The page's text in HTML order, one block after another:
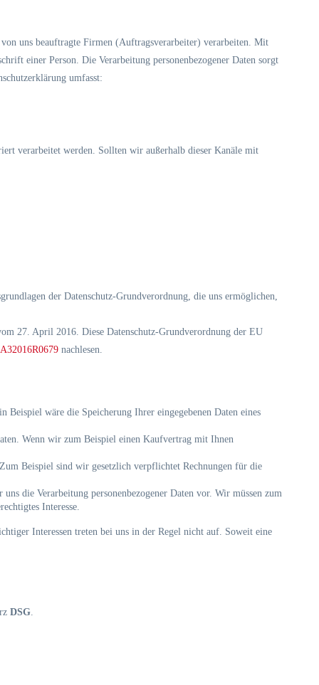
uns beauftragte Firmen (Auftragsverarbeiter) verarbeiten. Mit
einer Person. Die Verarbeitung personenbezogener Daten sorgt
umfasst:
verarbeitet werden. Sollten wir außerhalb dieser Kanäle mit
der Datenschutz-Grundverordnung, die uns ermöglichen,
27. April 2016. Diese Datenschutz-Grundverordnung der EU
nachlesen.
wäre die Speicherung Ihrer eingegebenen Daten eines
Wenn wir zum Beispiel einen Kaufvertrag mit Ihnen
Beispiel sind wir gesetzlich verpflichtet Rechnungen für die
die Verarbeitung personenbezogener Daten vor. Wir müssen zum
Interesse.
Interessen treten bei uns in der Regel nicht auf. Soweit eine
DSG.